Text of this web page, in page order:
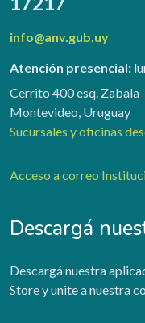
info@anv.gub.uy
Atención presencial:
Cerrito 400 esq. Zabala
Montevideo, Uruguay
Sucursales y oficinas
Acceso a correo
Descargá
Descargá nuestra
Store y unite a nuestra